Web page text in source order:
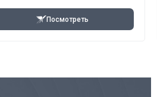
Посмотреть